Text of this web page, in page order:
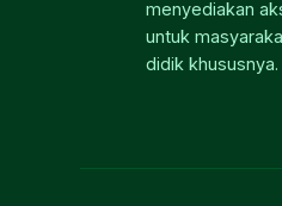
menyediakan
untuk
didik khususnya.